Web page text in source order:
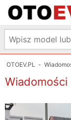
OTOEV.PL -
Wiadomości